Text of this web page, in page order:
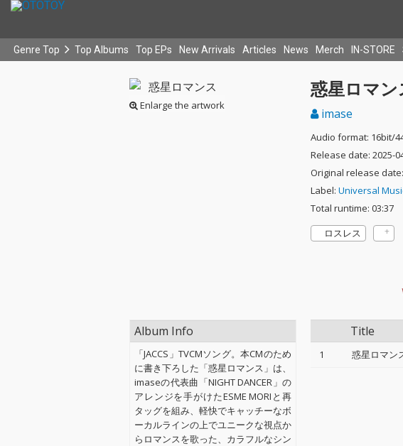
Genre Top Top Albums Top EPs New Arrivals Articles News Merch IN-STORE
Enlarge the artwork
惑星ロマン
imase
Audio format: 16bit/
Release date: 2025-
Original release
Label: Universal
Total runtime: 03:37
ロスレス
Title
1 惑星ロマン
Album Info
「JACCS」TVCMソング。本CMのため
に書き下ろした「惑星ロマンス」は、
imaseの代表曲「NIGHT DANCER」の
アレンジを手がけたESME MORIと再
タッグを組み、軽快でキャッチーなボ
ーカルラインの上でユニークな視点か
らロマンスを歌った、カラフルなシン